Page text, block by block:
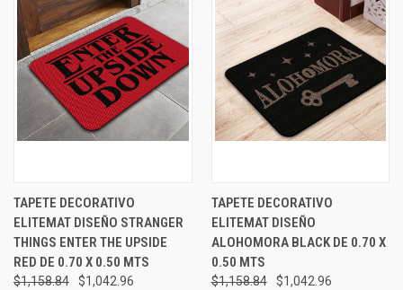
TAPETE DECORATIVO
ELITEMAT DISEÑO STRANGER
THINGS ENTER THE UPSIDE
RED DE 0.70 X 0.50 MTS
$1,158.84
$1,042.96
TAPETE DECORATIVO
ELITEMAT DISEÑO
ALOHOMORA BLACK DE 0.70 X
0.50 MTS
$1,158.84
$1,042.96